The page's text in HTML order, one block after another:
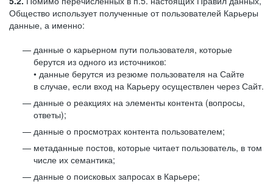
Общество использует полученные от пользователей Карьеры
данные, а именно:
данные о карьерном пути пользователя, которые
берутся из одного из источников:
• данные берутся из резюме пользователя на Сайте
в случае, если вход на Карьеру осуществлен через Сайт.
данные о реакциях на элементы контента (вопросы,
ответы);
данные о просмотрах контента пользователем;
метаданные постов, которые читает пользователь, в том
числе их семантика;
данные о поисковых запросах в Карьере;